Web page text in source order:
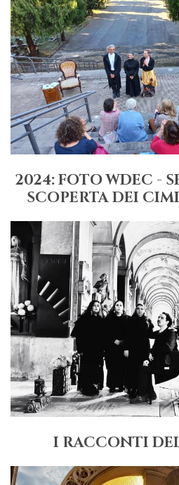
2024: FOTO WDEC -
SCOPERTA DEI
I RACCONTI